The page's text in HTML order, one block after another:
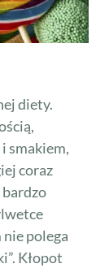
diety.
smakiem,
coraz
bardzo
nie polega
Kłopot